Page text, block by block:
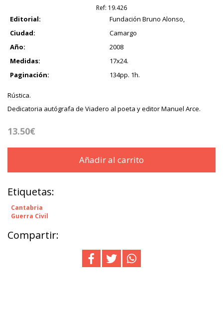
Ref: 19.426
Editorial:
Fundación Bruno Alonso,
Ciudad:
Camargo
Año:
2008
Medidas:
17x24.
Paginación:
134pp. 1h.
Rústica.
Dedicatoria autógrafa de Viadero al poeta y editor Manuel Arce.
13.50€
Añadir al carrito
Etiquetas:
Cantabria
Guerra Civil
Compartir: